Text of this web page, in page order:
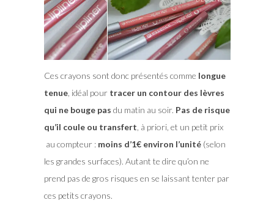
Ces crayons sont donc présentés comme longue
tenue, idéal pour tracer un contour des lèvres
qui ne bouge pas du matin au soir. Pas de risque
qu’il coule ou transfert , à priori, et un petit prix
au compteur : moins d’1€ environ l’unité(selon
les grandes surfaces). Autant te dire qu’on ne
prend pas de gros risques en se laissant tenter par
ces petits crayons.